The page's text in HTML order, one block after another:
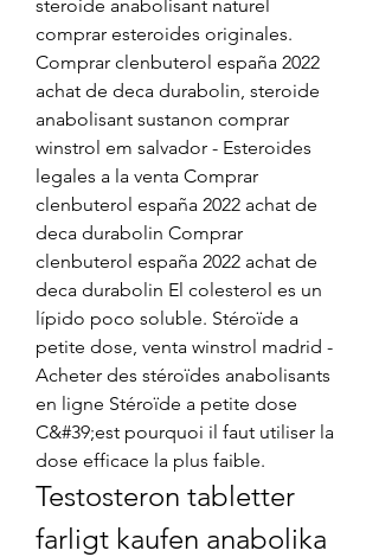
steroide anabolisant naturel
comprar esteroides originales.
Comprar clenbuterol españa 2022
achat de deca durabolin, steroide
anabolisant sustanon comprar
winstrol em salvador - Esteroides
legales a la venta Comprar
clenbuterol españa 2022 achat de
deca durabolin Comprar
clenbuterol españa 2022 achat de
deca durabolin El colesterol es un
lípido poco soluble. Stéroïde a
petite dose, venta winstrol madrid -
Acheter des stéroïdes anabolisants
en ligne Stéroïde a petite dose
C&#39;est pourquoi il faut utiliser la
dose efficace la plus faible.
Testosteron tabletter
farligt kaufen anabolika